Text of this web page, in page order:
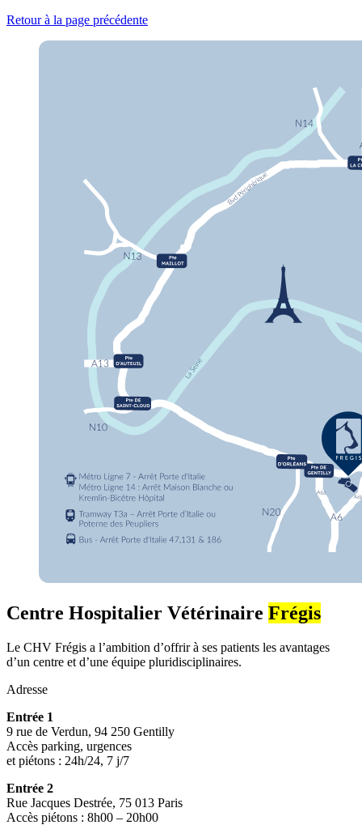
Retour à la page précédente
Centre Hospitalier Vétérinaire Frégis
Le CHV Frégis a l’ambition d’offrir à ses patients les avantages
d’un centre et d’une équipe pluridisciplinaires.
Adresse
Entrée 1
9 rue de Verdun, 94 250 Gentilly
Accès parking, urgences
et piétons : 24h/24, 7 j/7
Entrée 2
Rue Jacques Destrée, 75 013 Paris
Accès piétons : 8h00 – 20h00